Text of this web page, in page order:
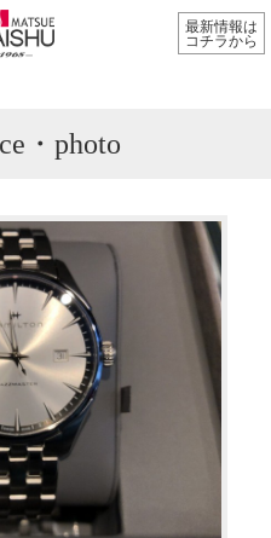
最新情報は
コチラから
・photo